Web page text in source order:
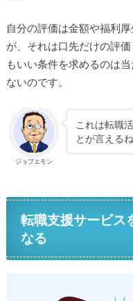
自分の評価は金額や福利
が、それは口先だけの評
もいい条件を求めるのは
ないのです。
ジョブエモン
これは転職
とが言えるね
転職支援サービス
なる